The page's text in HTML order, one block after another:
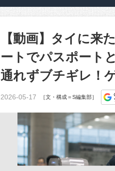
【動画】タイに来
ートでパスポート
通れずブチギレ！
2026-05-17 ［文・構成＝S編集部］